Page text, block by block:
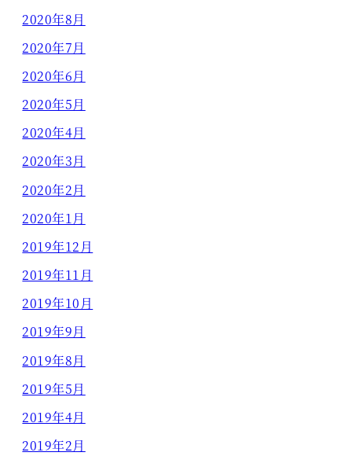
2020年8月
2020年7月
2020年6月
2020年5月
2020年4月
2020年3月
2020年2月
2020年1月
2019年12月
2019年11月
2019年10月
2019年9月
2019年8月
2019年5月
2019年4月
2019年2月